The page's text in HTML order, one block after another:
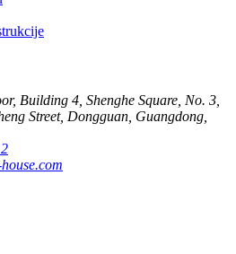
Building 4, Shenghe Square, No. 3,
Street, Dongguan, Guangdong,